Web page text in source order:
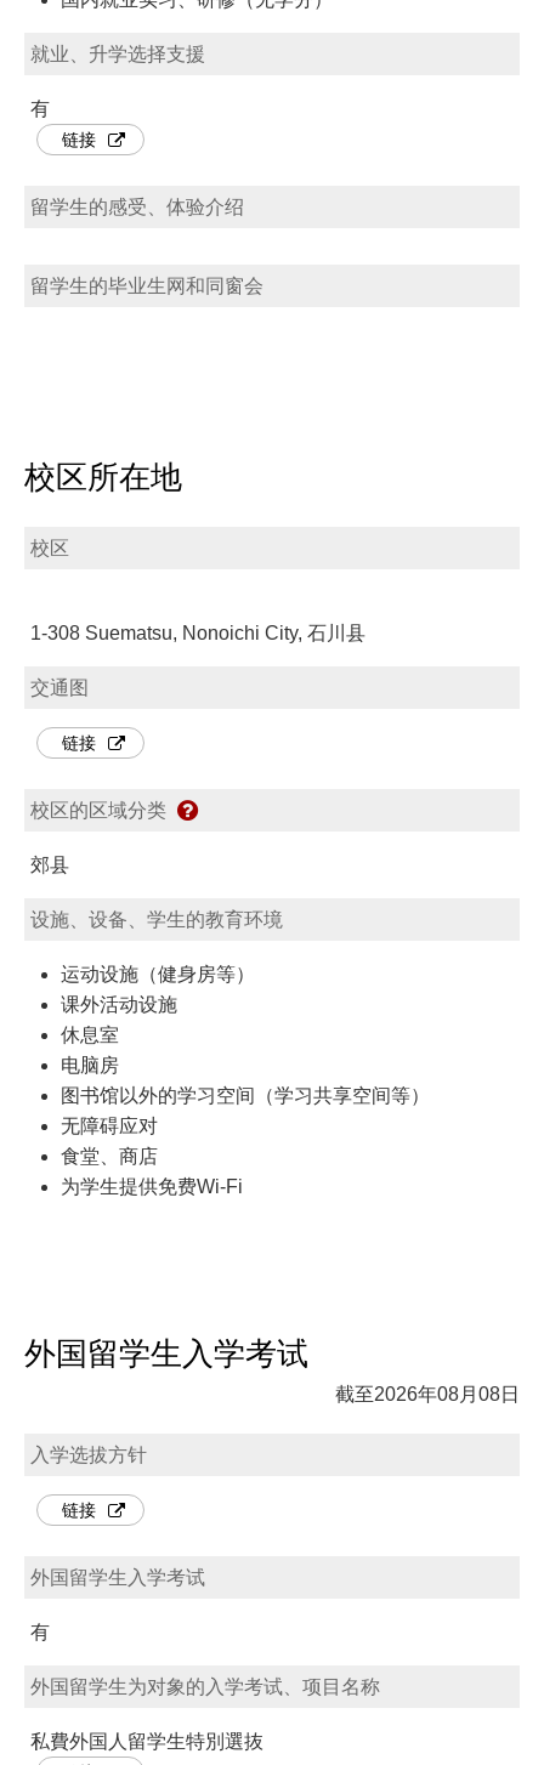
就业、升学选择支援
有
链接
留学生的感受、体验介绍
留学生的毕业生网和同窗会
校区所在地
校区
1-308 Suematsu, Nonoichi City, 石川县
交通图
链接
校区的区域分类
郊县
设施、设备、学生的教育环境
运动设施（健身房等）
课外活动设施
休息室
电脑房
图书馆以外的学习空间（学习共享空间等）
无障碍应对
食堂、商店
为学生提供免费Wi-Fi
外国留学生入学考试
截至2026年08月08日
入学选拔方针
链接
外国留学生入学考试
有
外国留学生为对象的入学考试、项目名称
私費外国人留学生特別選抜